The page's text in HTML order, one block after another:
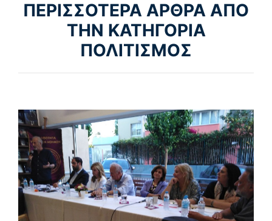
ΠΕΡΙΣΣΟΤΕΡΑ ΑΡΘΡΑ ΑΠΟ
ΤΗΝ ΚΑΤΗΓΟΡΙΑ
ΠΟΛΙΤΙΣΜΟΣ